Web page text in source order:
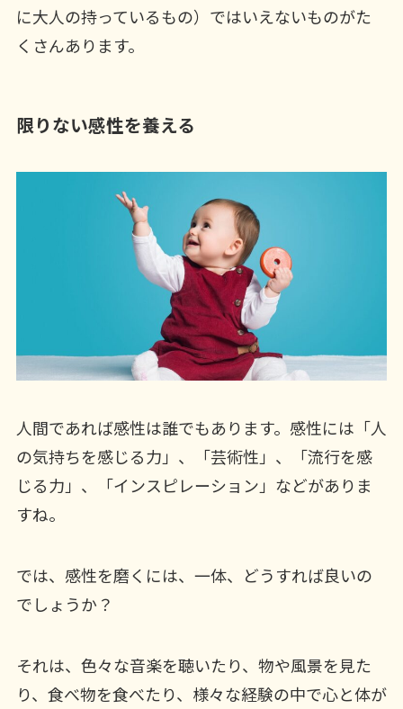
に大人の持っているもの）ではいえないものがた
くさんあります。
限りない感性を養える
人間であれば感性は誰でもあります。感性には「人
の気持ちを感じる力」、「芸術性」、「流行を感
じる力」、「インスピレーション」などがありま
すね。
では、感性を磨くには、一体、どうすれば良いの
でしょうか？
それは、色々な音楽を聴いたり、物や風景を見た
り、食べ物を食べたり、様々な経験の中で心と体が